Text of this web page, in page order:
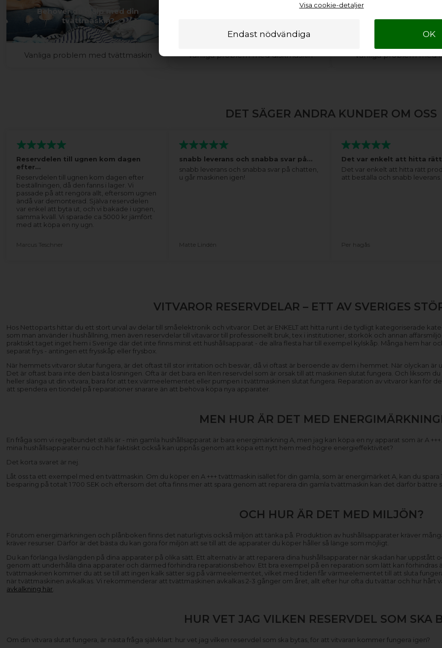
Visa cookie-detaljer
Behöver du hjälp med din
tvättmaskin?
Vanliga problem med tvättmaskin
Behöver du hjälp med din
Vanliga problem med diskmaskin
Behöver du hjälp
kylskåp eller din
Vanliga problem med
DET SÄGER ANDRA KUNDER OM OSS
Reservdelen till ugnen kom dagen
efter…
Reservdelen till ugnen kom dagen efter
beställningen, då den fanns i lager. Vi
passade på att rengöra allt, eftersom ugnen
ändå var demonterad. Själva reservdelen
var enkel att byta ut, och vi bakade i ugnen,
samma kväll. Vi sparade ca 5000 kr jämfört
med att köpa en ny ugn.
Marcus Teschner
snabb leverans och snabba svar på…
snabb leverans och snabba svar på chatten,
u går maskinen igen!
Matte Lindén
Det var enkelt att hitta
Det var enkelt att hitta rätt
att beställa och snabb leverans.
Per hagås
VITVAROR RESERVDELAR – ETT AV SVERIGES
Hos Nettoparts hittar du ett stort urval av delar till småelektronik och vitvaror. Det är ENKELT att hitta runt i de tydligt kategoriserade
som man använder i hushållning, men även reservdelar till vitavaror till professionellt bruk, tex i institutioner, storkök och annan
praktiskt taget inget hem i Sverige där det inte finns minst ett hushållsapparat - de allra flesta har till exempel kylskåp. Många hem har
separat frys - antingen ett frysskåp eller frysbox.
När hemmets vitvaror slutar fungera, är det oftast till stor irritation och besvär, då vi oftast är beroende av dem i hemmet. När olyckan är
Det är oftast bara inte den bästa lösningen. Ofta är det bara en liten reservdel som är orsak till att maskinen slutat fungera. Och liksom
heller slänga ut din vitvara, bara för att tex värmeelementet eller pumpen i tvättmaskinen slutat fungera. Reparation av vitvaror kan för
att spendera en tiondel på reparationer snarare än att behöva köpa nya apparater.
MEN HUR ÄR DET MED
En fråga som vi regelbundet ställs är - min gamla hushållsapparat är bara energimärkning A, men jag kan köpa en ny apparat som är A
mina hushållsapparater nu och här faktiskt också kan uppnås genom att köpa ett nytt hem med högre energieffektivitet?
Det korta svaret är nej.
Låt oss ta ett exempel med en tvättmaskin. Om du köper en A +++ tvättmaskin isället för din gamla, som är energimärket A, kan du spara
besparing på totalt 1 700 SEK och eftersom det ofta finns mer att spara genom att reparera din gamla tvättmaskin kan det därför bättre
OCH HUR ÄR DET MED MILJÖN?
Förutom energimärkningen och plånboken finns det naturligtvis också miljön att tänka på. Produktion av hushållsapparater kräver
kräver resurser. Därför är det bästa du kan göra för miljön att se till att de apparater du köper håller så länge som möjligt.
Du kan förlänga livslängden på dina apparater på olika sätt. Ett alternativ är att reparera dina hushållsapparater när skadan har uppstått
genom att underhålla dina apparater och därmed förhindra reparationsbehov. Ett bra exempel på en reparation som lätt kan
tvättmaskinen kommer du att se till att ingen kalk sätter sig på värmeelementet, vilket med tiden får värmeelementet till att sluta
när tvättmaskinen avkalkas. Vi rekommenderar att tvättmaskinen avkalkas 2-3 gånger om året, allt efter hur ofta du tvättar och hur hårt
avkalkning här
HUR VET JAG VILKEN RESERVDEL SOM SKA
Om din vitvara slutat fungera, är nästa fråga självklart: hur vet jag vilken reservdel som ska bytas, för att vitvaran kommer fungera igen?